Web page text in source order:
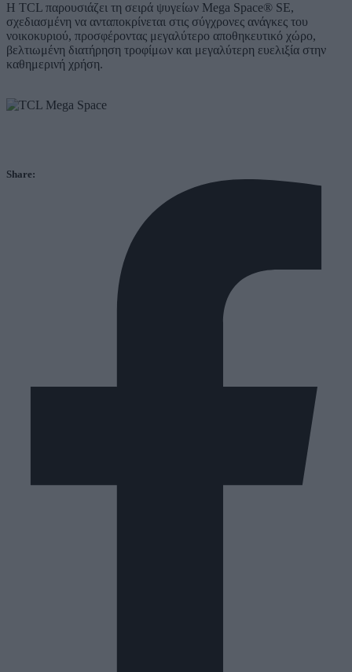
Η TCL παρουσιάζει τη σειρά ψυγείων Mega Space® SE,
σχεδιασμένη να ανταποκρίνεται στις σύγχρονες ανάγκες του
νοικοκυριού, προσφέροντας μεγαλύτερο αποθηκευτικό χώρο,
βελτιωμένη διατήρηση τροφίμων και μεγαλύτερη ευελιξία στην
καθημερινή χρήση.
Share: